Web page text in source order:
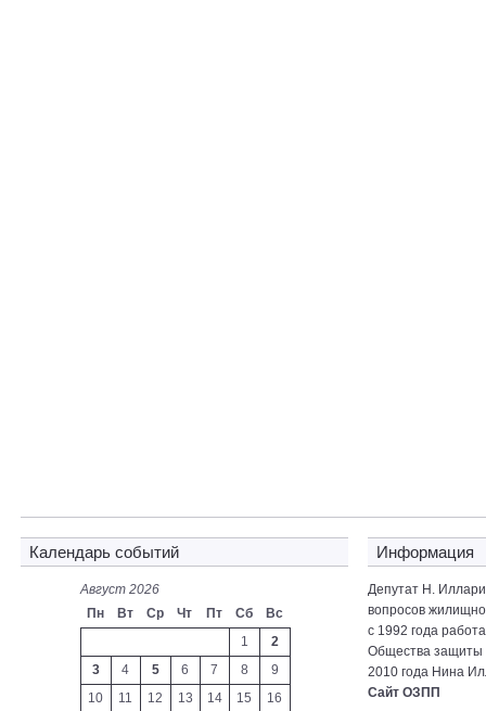
Календарь событий
Август 2026
Пн
Вт Ср Чт Пт Сб Вс
1
2
3
4 5 6 7 8
9
10
11 12 13 14 15
16
Информация
Депутат Н.
вопросов
с 1992 года
Общества защиты
2010 года Нина
Сайт ОЗПП